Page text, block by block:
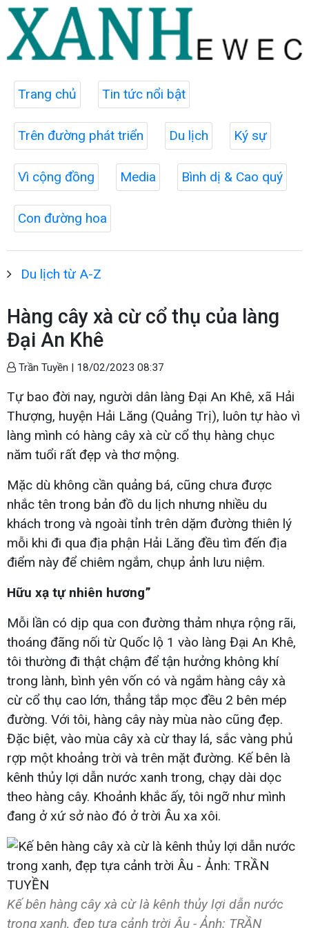
Trang chủ Tin tức nổi bật
Trên đường phát triển Du lịch Ký sự
Vì cộng đồng Media Bình dị & Cao quý
Con đường hoa
Du lịch từ A-Z
Hàng cây xà cừ cổ thụ của làng
Đại An Khê
Trần Tuyền | 18/02/2023 08:37
Tự bao đời nay, người dân làng Đại An Khê, xã Hải
Thượng, huyện Hải Lăng (Quảng Trị), luôn tự hào vì
làng mình có hàng cây xà cừ cổ thụ hàng chục
năm tuổi rất đẹp và thơ mộng.
Mặc dù không cần quảng bá, cũng chưa được
nhắc tên trong bản đồ du lịch nhưng nhiều du
khách trong và ngoài tỉnh trên dặm đường thiên lý
mỗi khi đi qua địa phận Hải Lăng đều tìm đến địa
điểm này để chiêm ngắm, chụp ảnh lưu niệm.
Hữu xạ tự nhiên hương”
Mỗi lần có dịp qua con đường thảm nhựa rộng rãi,
thoáng đãng nối từ Quốc lộ 1 vào làng Đại An Khê,
tôi thường đi thật chậm để tận hưởng không khí
trong lành, bình yên vốn có và ngắm hàng cây xà
cừ cổ thụ cao lớn, thẳng tắp mọc đều 2 bên mép
đường. Với tôi, hàng cây này mùa nào cũng đẹp.
Đặc biệt, vào mùa cây xà cừ thay lá, sắc vàng phủ
rợp một khoảng trời và trên mặt đường. Kế bên là
kênh thủy lợi dẫn nước xanh trong, chạy dài dọc
theo hàng cây. Khoảnh khắc ấy, tôi ngỡ như mình
đang ở xứ sở nào đó ở trời Âu xa xôi.
Kế bên hàng cây xà cừ là kênh thủy lợi dẫn nước
trong xanh, đẹp tựa cảnh trời Âu - Ảnh: TRẦN